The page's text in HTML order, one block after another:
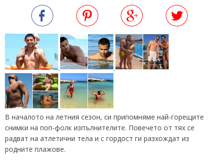
В началото на летния сезон, си припомняме най-горещите
снимки на поп-фолк изпълнителите. Повечето от тях се
радват на атлетични тела и с гордост ги разхождат из
родните плажове.